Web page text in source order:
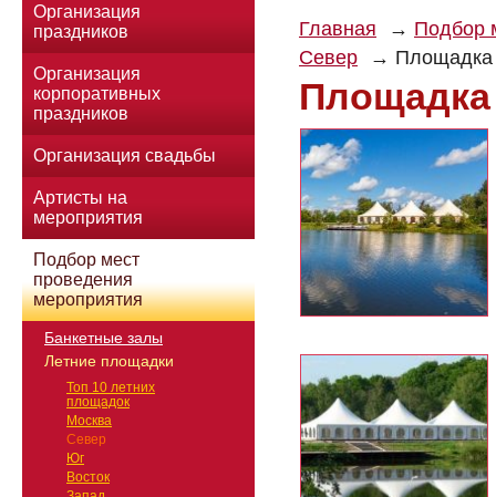
Главная
Подбор
Север
Организация
праздников
Организация
корпоративных
праздников
Организация свадьбы
Артисты на
мероприятия
Подбор мест
проведения
мероприятия
Банкетные залы
Летние площадки
Топ 10 летних
площадок
Москва
Север
Юг
Восток